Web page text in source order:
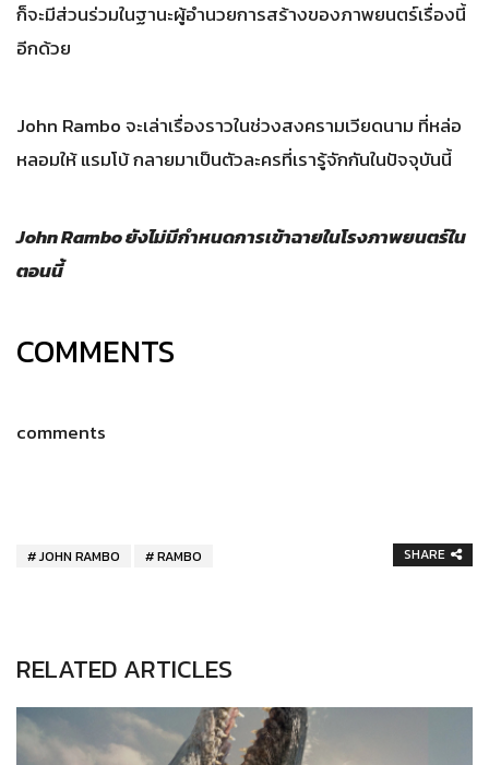
ก็จะมีส่วนร่วมในฐานะผู้อำนวยการสร้างของภาพยนตร์เรื่องนี้
อีกด้วย
John Rambo จะเล่าเรื่องราวในช่วงสงครามเวียดนาม ที่หล่อ
หลอมให้ แรมโบ้ กลายมาเป็นตัวละครที่เรารู้จักกันในปัจจุบันนี้
John Rambo ยังไม่มีกำหนดการเข้าฉายในโรงภาพยนตร์ใน
ตอนนี้
COMMENTS
comments
JOHN RAMBO RAMBO SHARE
RELATED ARTICLES